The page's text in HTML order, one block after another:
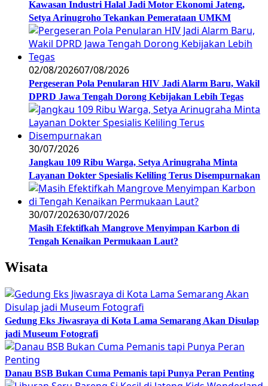
Kawasan Industri Halal Jadi Motor Ekonomi Jateng,
Setya Arinugroho Tekankan Pemerataan UMKM
02/08/202607/08/2026
Pergeseran Pola Penularan HIV Jadi Alarm Baru, Wakil
DPRD Jawa Tengah Dorong Kebijakan Lebih Tegas
30/07/2026
Jangkau 109 Ribu Warga, Setya Arinugraha Minta
Layanan Dokter Spesialis Keliling Terus Disempurnakan
30/07/202630/07/2026
Masih Efektifkah Mangrove Menyimpan Karbon di
Tengah Kenaikan Permukaan Laut?
Wisata
Gedung Eks Jiwasraya di Kota Lama Semarang Akan Disulap
jadi Museum Fotografi
Danau BSB Bukan Cuma Pemanis tapi Punya Peran Penting